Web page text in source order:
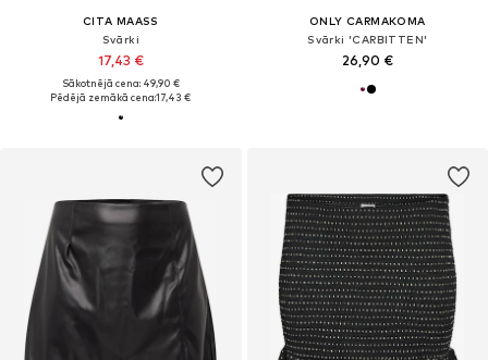
CITA MAASS
Svārki
17,43 €
Sākotnējā cena: 49,90 €
Pēdējā zemākā cena:17,43 €
ONLY CARMAKOMA
Svārki 'CARBITTEN'
26,90 €